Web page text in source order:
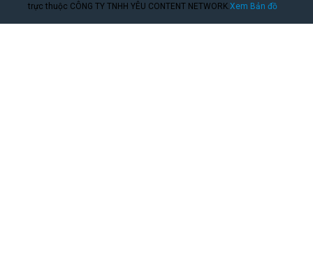
trực thuộc CÔNG TY TNHH YÊU CONTENT NETWORK. Xem Bản đồ